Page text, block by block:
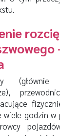
wiele godzin w